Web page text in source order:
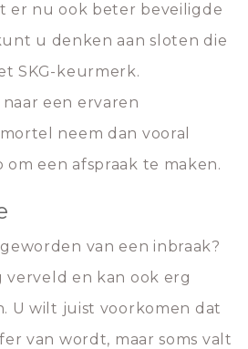
er nu ook beter beveiligde
u denken aan sloten die
SKG-keurmerk.
een ervaren
neem dan vooral
een afspraak te maken.
van een inbraak?
en kan ook erg
U wilt juist voorkomen dat
van wordt, maar soms valt